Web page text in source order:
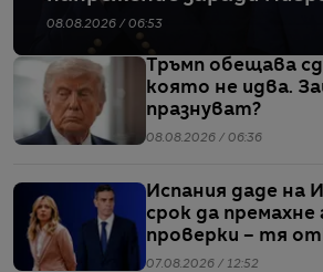
08.08.2026 / 06:53
Тръмп обещава
която не идва.
празнуват?
08.08.2026 / 06:36
Испания даде на
срок да
проверки – тя
07.08.2026 / 12:52